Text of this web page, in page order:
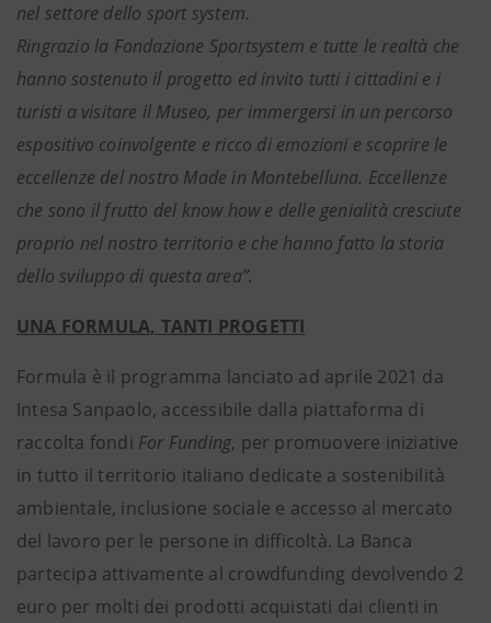
nel settore dello sport system.
Ringrazio la Fondazione Sportsystem e tutte le realtà che
hanno sostenuto il progetto ed invito tutti i cittadini e i
turisti a visitare il Museo, per immergersi in un percorso
espositivo coinvolgente e ricco di emozioni e scoprire le
eccellenze del nostro Made in Montebelluna. Eccellenze
che sono il frutto del know how e delle genialità cresciute
proprio nel nostro territorio e che hanno fatto la storia
dello sviluppo di questa area”.
UNA FORMULA, TANTI PROGETTI
Formula è il programma lanciato ad aprile 2021 da
Intesa Sanpaolo, accessibile dalla piattaforma di
raccolta fondi For Funding, per promuovere iniziative
in tutto il territorio italiano dedicate a sostenibilità
ambientale, inclusione sociale e accesso al mercato
del lavoro per le persone in difficoltà. La Banca
partecipa attivamente al crowdfunding devolvendo 2
euro per molti dei prodotti acquistati dai clienti in